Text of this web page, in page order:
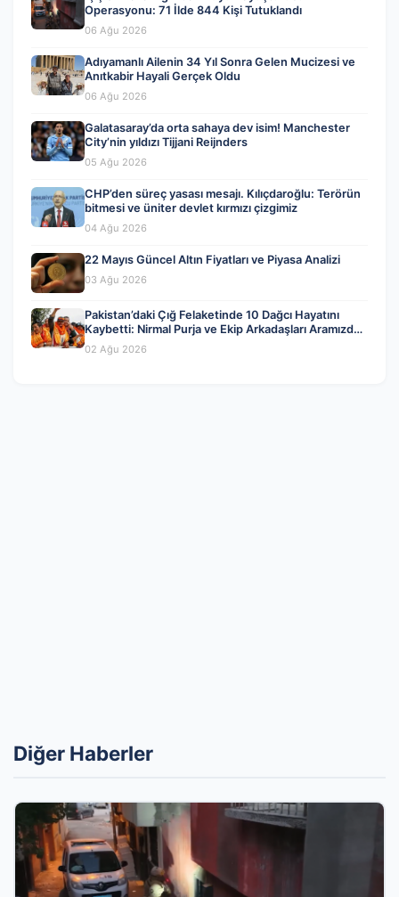
Operasyonu: 71 İlde 844 Kişi Tutuklandı
06 Ağu 2026
Adıyamanlı Ailenin 34 Yıl Sonra Gelen Mucizesi ve
Anıtkabir Hayali Gerçek Oldu
06 Ağu 2026
Galatasaray’da orta sahaya dev isim! Manchester
City’nin yıldızı Tijjani Reijnders
05 Ağu 2026
CHP’den süreç yasası mesajı. Kılıçdaroğlu: Terörün
bitmesi ve üniter devlet kırmızı çizgimiz
04 Ağu 2026
22 Mayıs Güncel Altın Fiyatları ve Piyasa Analizi
03 Ağu 2026
Pakistan’daki Çığ Felaketinde 10 Dağcı Hayatını
Kaybetti: Nirmal Purja ve Ekip Arkadaşları Aramızdan
Ayrıldı
02 Ağu 2026
Diğer Haberler